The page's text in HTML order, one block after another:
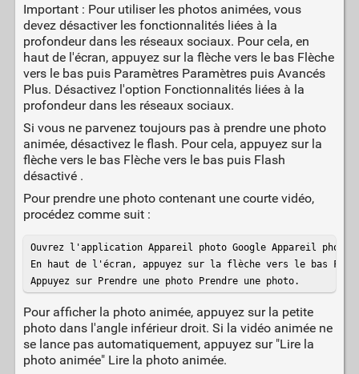
Important : Pour utiliser les photos animées, vous
devez désactiver les fonctionnalités liées à la
profondeur dans les réseaux sociaux. Pour cela, en
haut de l'écran, appuyez sur la flèche vers le bas Flèche
vers le bas puis Paramètres Paramètres puis Avancés
Plus. Désactivez l'option Fonctionnalités liées à la
profondeur dans les réseaux sociaux.
Si vous ne parvenez toujours pas à prendre une photo
animée, désactivez le flash. Pour cela, appuyez sur la
flèche vers le bas Flèche vers le bas puis Flash
désactivé .
Pour prendre une photo contenant une courte vidéo,
procédez comme suit :
Ouvrez l'application Appareil photo Google Appareil photo
En haut de l'écran, appuyez sur la flèche vers le bas
Appuyez sur Prendre une photo Prendre une photo.
Pour afficher la photo animée, appuyez sur la petite
photo dans l'angle inférieur droit. Si la vidéo animée ne
se lance pas automatiquement, appuyez sur "Lire la
photo animée" Lire la photo animée.